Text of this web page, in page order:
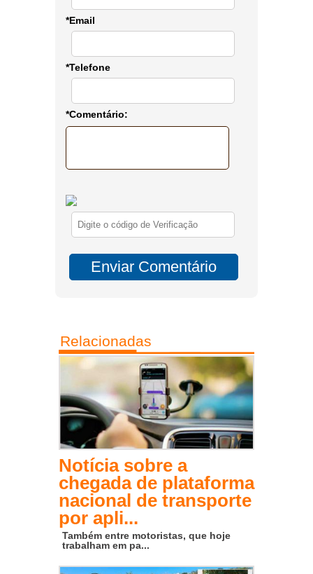
*Email
*Telefone
*Comentário:
Relacionadas
Notícia sobre a
chegada de plataforma
nacional de transporte
por apli...
Também entre motoristas, que hoje
trabalham em pa...